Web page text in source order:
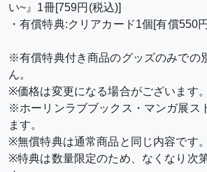
い~』1冊[759円(税込)]
・有償特典:クリアカード1個[有償550
※有償特典付き商品のグッズのみでの
ん。
※価格は変更になる場合がございます。
※ホーリンラブブックス・ マンガ展ス
ます。
※無償特典は通常商品と同じ内容です。
※特典は数量限定のため、なくなり次